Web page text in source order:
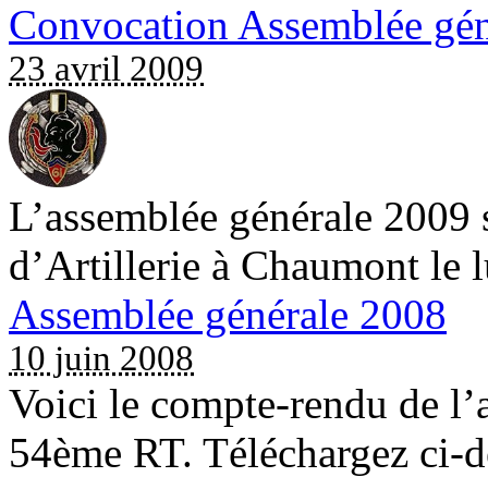
Convocation Assemblée
23 avril 2009
L’assemblée générale
d’Artillerie à Chaumont le
Assemblée générale 2008
10 juin 2008
Voici le compte-rendu de
54ème RT. Téléchargez